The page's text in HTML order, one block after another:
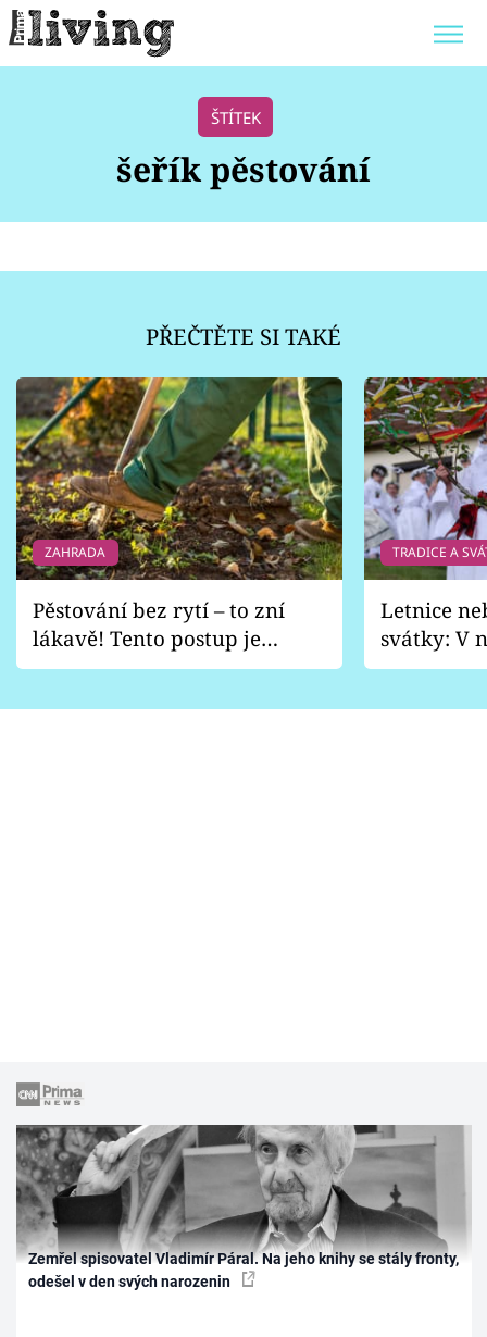
POKOJOVÉ KVĚTINY
ZAHRADA
Témata
Zahrada
Design
Sledujte prima+
Přihlášení
Sledujte nás
ŠTÍTEK
šeřík pěstování
PŘEČTĚTE SI TAKÉ
ZAHRADA
Pěstování bez rytí – to zní
lákavě! Tento postup je
vhodný jen pro některé
TRADICE A
Letnice
svátky: V
pondělí
Zemřel spisovatel Vladimír Páral. Na jeho knihy se stály fronty,
odešel v den svých narozenin